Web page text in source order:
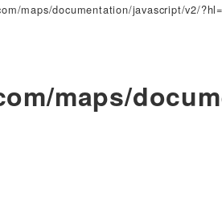
maps/documentation/javascript/v2/
maps/